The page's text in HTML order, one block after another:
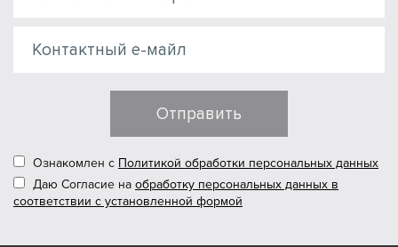
Отправить
Ознакомлен с Политикой обработки персональных данных
Даю Согласие на обработку персональных данных в
соответствии с установленной формой